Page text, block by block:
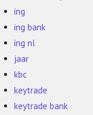
ing
ing bank
ing nl
jaar
kbc
keytrade
keytrade bank